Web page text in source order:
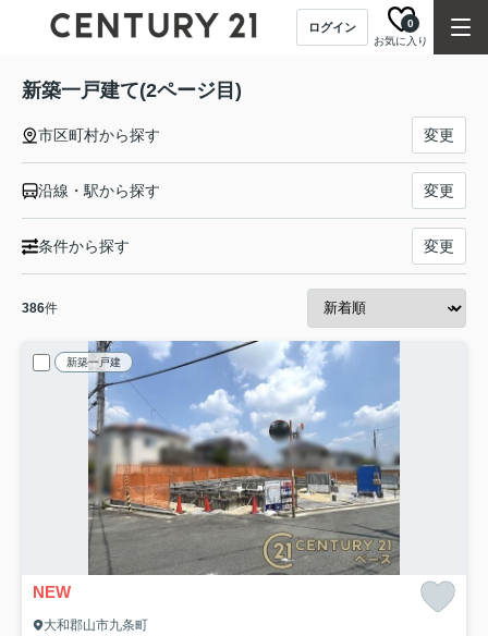
ログイン
お気に入り
0
新築一戸建て(2ページ目)
市区町村から探す 変更
沿線・駅から探す 変更
条件から探す 変更
386件
新築一戸建
NEW
大和郡山市九条町